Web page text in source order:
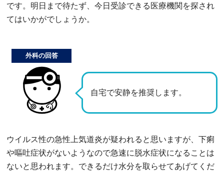
です。明日まで待たず、今日受診できる医療機関を探され
てはいかがでしょうか。
自宅で安静を推奨します。
外科の回答
ウイルス性の急性上気道炎が疑われると思いますが、下痢
や嘔吐症状がないようなので急速に脱水症状になることは
ないと思われます。できるだけ水分を取らせてあげてくだ